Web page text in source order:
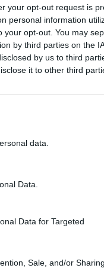
your opt-out request is
personal information
opt-out. You may
by third parties on the
by us to third
it to other third
data.
Data.
Data for Targeted
Sale, and/or Sharing
γάμο που είχε